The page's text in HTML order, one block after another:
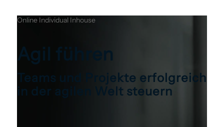
Online Individual Inhouse
Agil führen
Teams und Projekte erfolgreich
in der agilen Welt steuern